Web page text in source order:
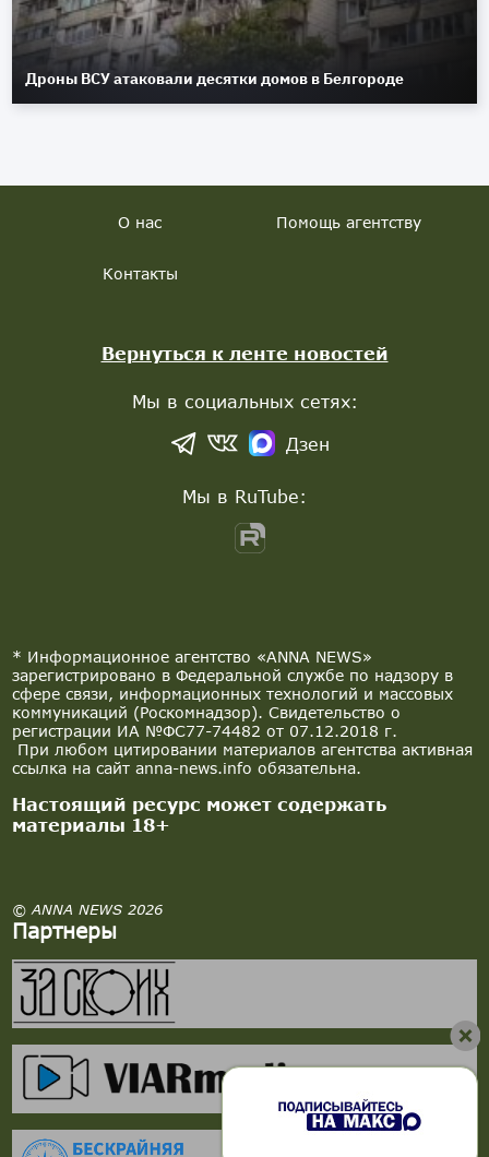
Дроны ВСУ атаковали десятки домов в Белгороде
* Информационное агентство «ANNA NEWS»
зарегистрировано в Федеральной службе по надзору в
сфере связи, информационных технологий и массовых
коммуникаций (Роскомнадзор). Свидетельство о
регистрации ИА №ФС77-74482 от 07.12.2018 г.
При любом цитировании материалов агентства активная
ссылка на сайт anna-news.info обязательна.
Настоящий ресурс может содержать
материалы 18+
© ANNA NEWS 2026
Партнеры
О нас Помощь агентству
Контакты
Вернуться к ленте новостей
Мы в социальных сетях:
Дзен
Мы в RuTube: